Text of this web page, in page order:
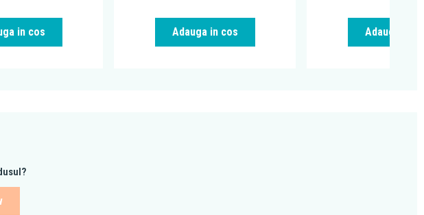
in cos Adauga in cos Adauga in